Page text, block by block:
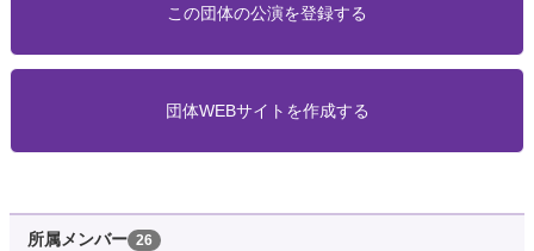
この団体の公演を登録する
団体WEBサイトを作成する
所属メンバー 26